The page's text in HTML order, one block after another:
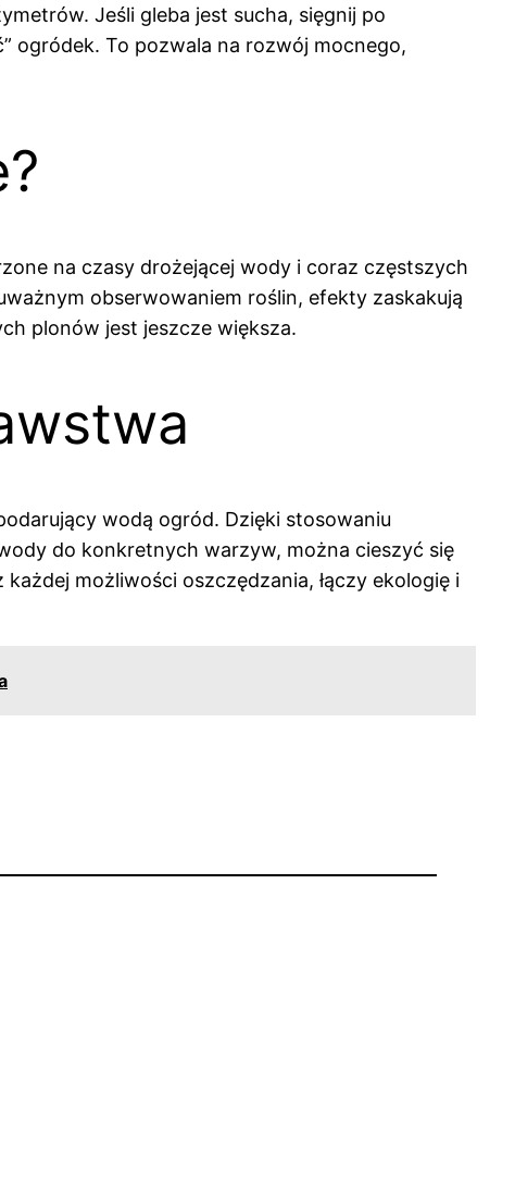
Jeśli gleba jest sucha, sięgnij po
ogródek. To pozwala na rozwój mocnego,
na czasy drożejącej wody i coraz częstszych
obserwowaniem roślin, efekty zaskakują
plonów jest jeszcze większa.
wodą ogród. Dzięki stosowaniu
do konkretnych warzyw, można cieszyć się
możliwości oszczędzania, łączy ekologię i